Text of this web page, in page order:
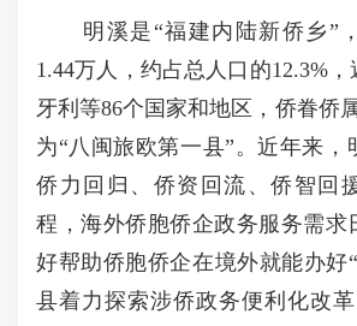
明溪是“福建内陆新侨乡”，
1.44万人，约占总人口的12.3%
牙利等86个国家和地区，侨眷侨
为“八闽旅欧第一县”。近年来，
侨力回归、侨资回流、侨智回
程，海外侨胞侨企政务服务需求
好帮助侨胞侨企在境外就能办好
县着力探索涉侨政务便利化改